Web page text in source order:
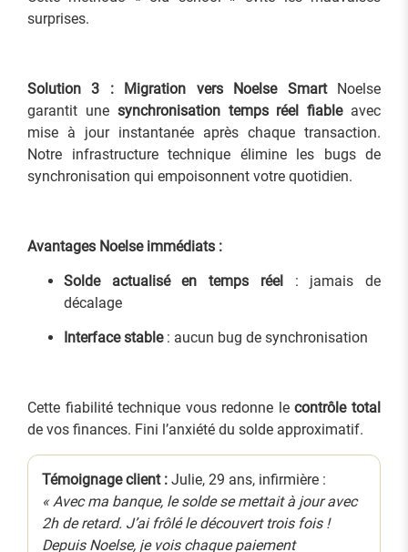
surprises.
Solution 3 : Migration vers Noelse SmartNoelse
garantit une synchronisation temps réel fiableavec
mise à jour instantanée après chaque transaction.
Notre infrastructure technique élimine les bugs de
synchronisation qui empoisonnent votre quotidien.
Avantages Noelse immédiats :
Solde actualisé en temps réel: jamais de
décalage
Interface stable: aucun bug de synchronisation
Cette fiabilité technique vous redonne lecontrôle total
de vos finances. Fini l’anxiété du solde approximatif.
Témoignage client : Julie, 29 ans, infirmière :
« Avec ma banque, le solde se mettait à jour avec
2h de retard. J’ai frôlé le découvert trois fois !
Depuis Noelse, je vois chaque paiement